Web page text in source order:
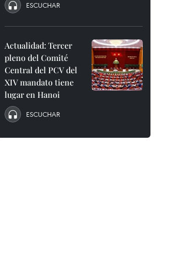
ESCUCHAR
Actualidad: Tercer
pleno del Comité
Central del PCV del
XIV mandato tiene
lugar en Hanoi
ESCUCHAR